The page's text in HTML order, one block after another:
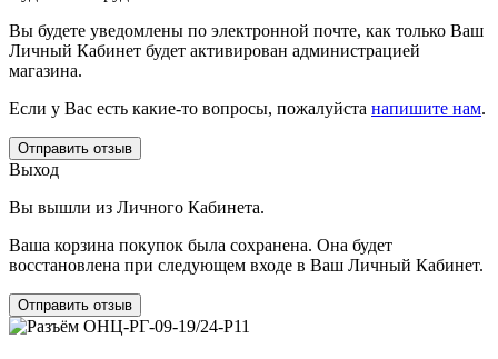
Вы будете уведомлены по электронной почте, как только Ваш
Личный Кабинет будет активирован администрацией
магазина.
Если у Вас есть какие-то вопросы, пожалуйста напишите нам.
Отправить отзыв
Выход
Вы вышли из Личного Кабинета.
Ваша корзина покупок была сохранена. Она будет
восстановлена при следующем входе в Ваш Личный Кабинет.
Отправить отзыв